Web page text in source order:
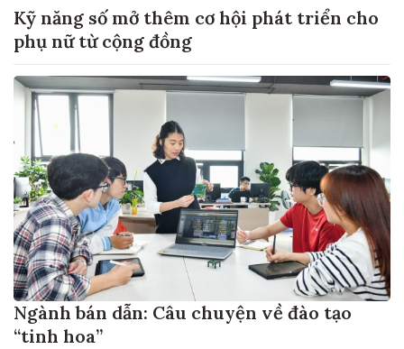
Kỹ năng số mở thêm cơ hội phát triển cho
phụ nữ từ cộng đồng
Ngành bán dẫn: Câu chuyện về đào tạo
“tinh hoa”